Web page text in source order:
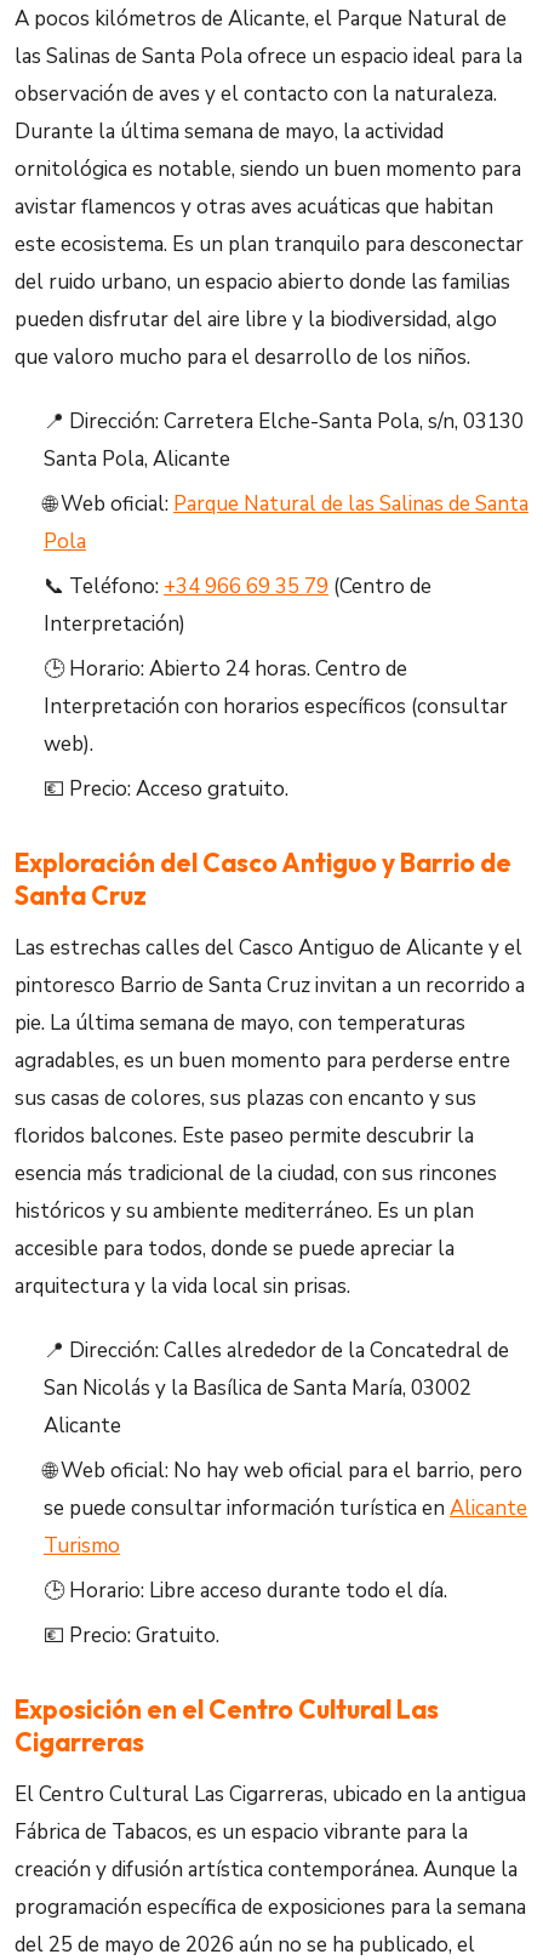
A pocos kilómetros de Alicante, el Parque Natural de
las Salinas de Santa Pola ofrece un espacio ideal para la
observación de aves y el contacto con la naturaleza.
Durante la última semana de mayo, la actividad
ornitológica es notable, siendo un buen momento para
avistar flamencos y otras aves acuáticas que habitan
este ecosistema. Es un plan tranquilo para desconectar
del ruido urbano, un espacio abierto donde las familias
pueden disfrutar del aire libre y la biodiversidad, algo
que valoro mucho para el desarrollo de los niños.
📍 Dirección: Carretera Elche-Santa Pola, s/n, 03130
Santa Pola, Alicante
🌐 Web oficial: Parque Natural de las Salinas de Santa
Pola
📞 Teléfono: +34 966 69 35 79 (Centro de
Interpretación)
🕒 Horario: Abierto 24 horas. Centro de
Interpretación con horarios específicos (consultar
web).
💶 Precio: Acceso gratuito.
Exploración del Casco Antiguo y Barrio de
Santa Cruz
Las estrechas calles del Casco Antiguo de Alicante y el
pintoresco Barrio de Santa Cruz invitan a un recorrido a
pie. La última semana de mayo, con temperaturas
agradables, es un buen momento para perderse entre
sus casas de colores, sus plazas con encanto y sus
floridos balcones. Este paseo permite descubrir la
esencia más tradicional de la ciudad, con sus rincones
históricos y su ambiente mediterráneo. Es un plan
accesible para todos, donde se puede apreciar la
arquitectura y la vida local sin prisas.
📍 Dirección: Calles alrededor de la Concatedral de
San Nicolás y la Basílica de Santa María, 03002
Alicante
🌐 Web oficial: No hay web oficial para el barrio, pero
se puede consultar información turística en Alicante
Turismo
🕒 Horario: Libre acceso durante todo el día.
💶 Precio: Gratuito.
Exposición en el Centro Cultural Las
Cigarreras
El Centro Cultural Las Cigarreras, ubicado en la antigua
Fábrica de Tabacos, es un espacio vibrante para la
creación y difusión artística contemporánea. Aunque la
programación específica de exposiciones para la semana
del 25 de mayo de 2026 aún no se ha publicado, el